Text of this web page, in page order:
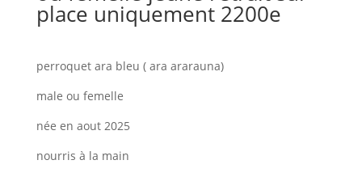
place uniquement 2200e
perroquet ara bleu ( ara ararauna)
male ou femelle
née en aout 2025
nourris à la main